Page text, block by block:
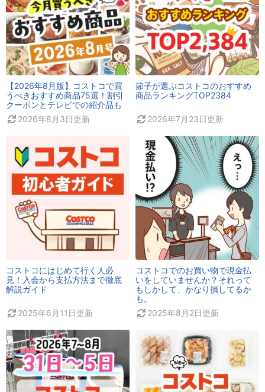
【2026年8月版】コストコで買
うべきおすすめ商品75選！割引
クーポンとテレビでの紹介品も
2026年8月3日更新
節子が選ぶコストコのおすすめ
商品ランキングTOP2384
2026年7月23日更新
コストコにはじめて行く人必
見！入会から支払方法まで徹底
解説ガイド
2025年6月11日更新
コストコでのお買い物で現金払
いをしていませんか？それって
もしかして、かなり損してるか
も。
2025年8月2日更新